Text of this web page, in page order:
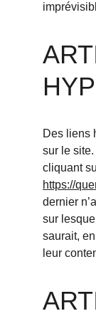
Des liens
sur le site.
cliquant
https://
dernier
sur
saurait,
leur